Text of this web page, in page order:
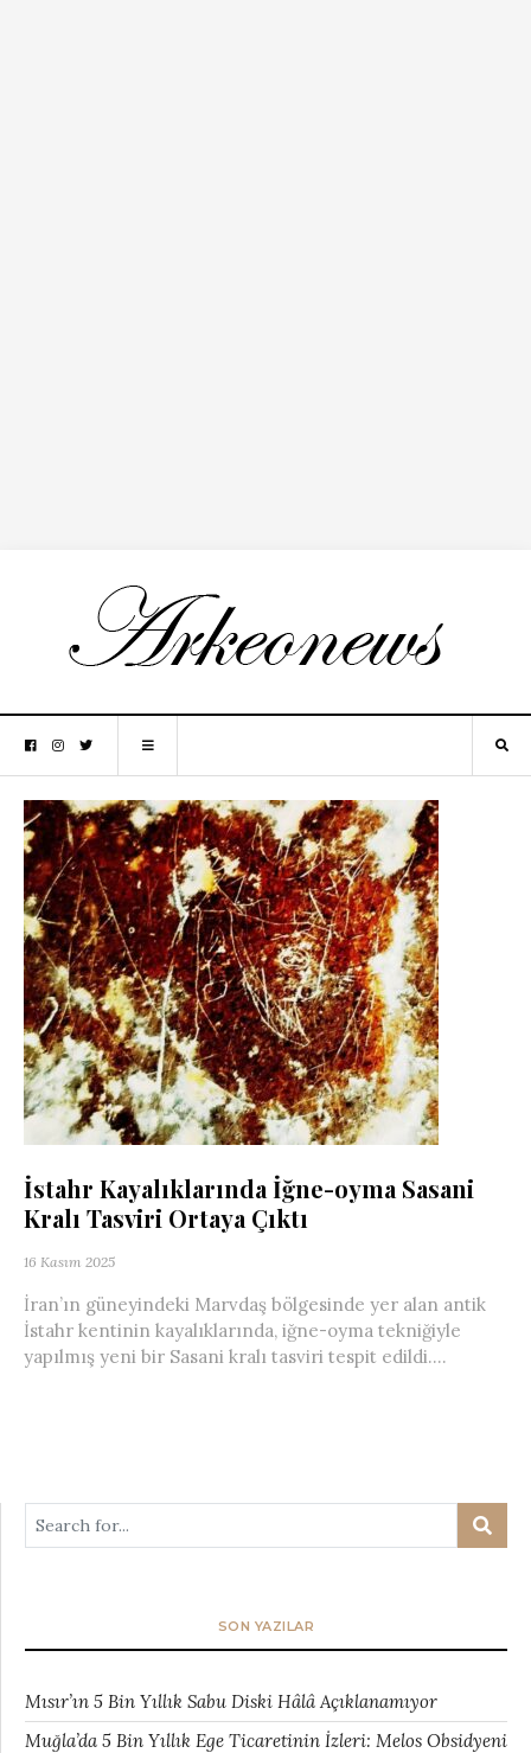
İstahr Kayalıklarında İğne-oyma Sasani
Kralı Tasviri Ortaya Çıktı
16 Kasım 2025
İran’ın güneyindeki Marvdaş bölgesinde yer alan antik
İstahr kentinin kayalıklarında, iğne-oyma tekniğiyle
yapılmış yeni bir Sasani kralı tasviri tespit edildi....
SON YAZILAR
Mısır’ın 5 Bin Yıllık Sabu Diski Hâlâ Açıklanamıyor
Muğla’da 5 Bin Yıllık Ege Ticaretinin İzleri: Melos Obsidyeni